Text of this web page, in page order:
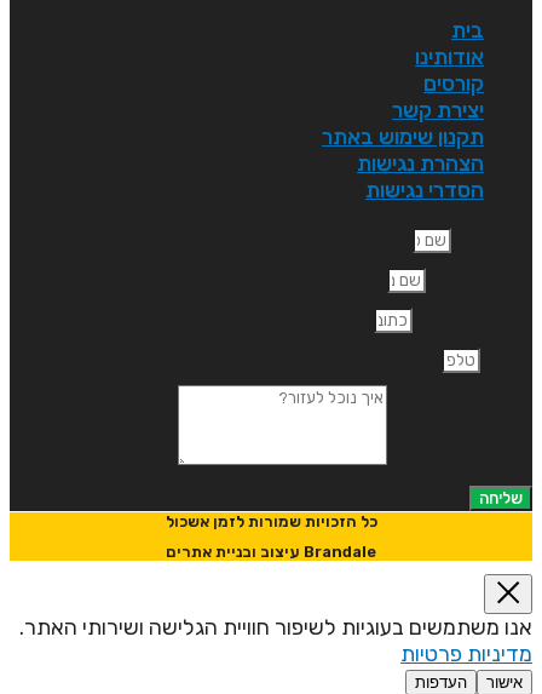
בית
אודותינו
קורסים
יצירת קשר
תקנון שימוש באתר
הצהרת נגישות
הסדרי נגישות
שליחה
כל הזכויות שמורות לזמן אשכול
Brandale עיצוב ובניית אתרים
משתמשים בעוגיות לשיפור חוויית הגלישה ושירותי האתר.
פרטיות
אישור העדפות